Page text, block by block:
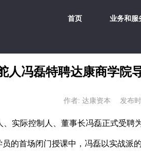
首页 业务和服
人冯磊特聘达康商学院
作者: 达康资本 发布
、实际控制人、董事长冯磊正式受聘
员的首场闭门授课中，冯磊以实战派